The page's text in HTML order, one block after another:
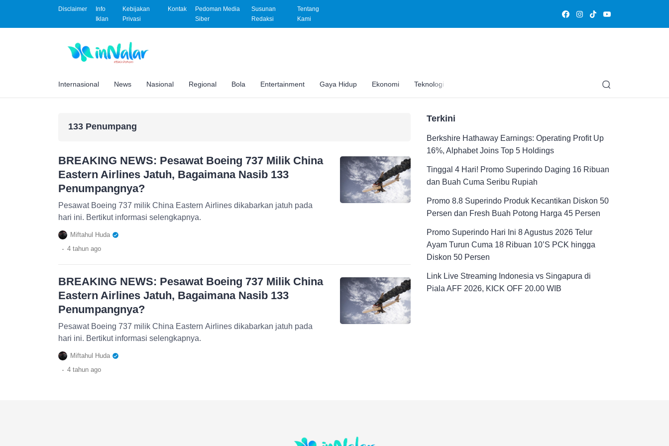
Disclaimer
Info
Iklan
Kebijakan
Privasi
Kontak
Pedoman Media
Siber
Susunan
Redaksi
Tentang
Kami
Internasional News Nasional Regional Bola Entertainment Gaya Hidup Ekonomi Teknologi Edukasi
133 Penumpang
BREAKING NEWS: Pesawat Boeing 737 Milik China
Eastern Airlines Jatuh, Bagaimana Nasib 133
Penumpangnya?
Pesawat Boeing 737 milik China Eastern Airlines dikabarkan jatuh pada
hari ini. Bertikut informasi selengkapnya.
Miftahul Huda
. 4 tahun ago
BREAKING NEWS: Pesawat Boeing 737 Milik China
Eastern Airlines Jatuh, Bagaimana Nasib 133
Penumpangnya?
Pesawat Boeing 737 milik China Eastern Airlines dikabarkan jatuh pada
hari ini. Bertikut informasi selengkapnya.
Miftahul Huda
. 4 tahun ago
Terkini
Berkshire Hathaway Earnings: Operating Profit Up
16%, Alphabet Joins Top 5 Holdings
Tinggal 4 Hari! Promo Superindo Daging 16 Ribuan
dan Buah Cuma Seribu Rupiah
Promo 8.8 Superindo Produk Kecantikan Diskon 50
Persen dan Fresh Buah Potong Harga 45 Persen
Promo Superindo Hari Ini 8 Agustus 2026 Telur
Ayam Turun Cuma 18 Ribuan 10’S PCK hingga
Diskon 50 Persen
Link Live Streaming Indonesia vs Singapura di
Piala AFF 2026, KICK OFF 20.00 WIB